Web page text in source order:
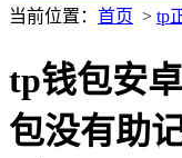
当前位置： 首页 > tp
tp钱包安
包没有助